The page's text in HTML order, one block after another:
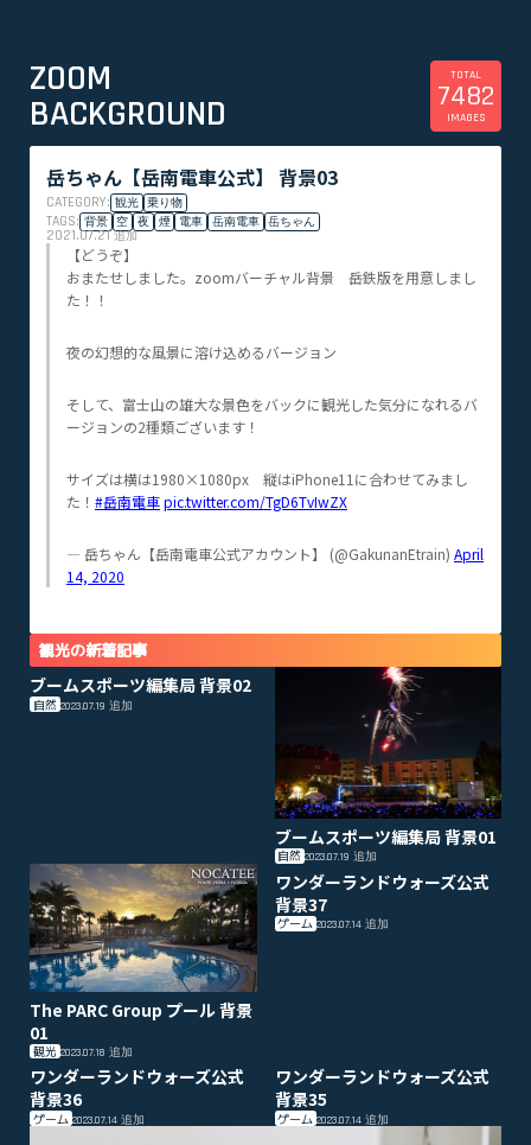
ZOOM
BACKGROUND
TOTAL
7482
IMAGES
岳ちゃん【岳南電車公式】 背景03
CATEGORY: 観光 乗り物
TAGS: 背景 空 夜 煙 電車 岳南電車 岳ちゃん
2021.07.21追加
【どうぞ】
おまたせしました。zoomバーチャル背景 岳鉄版を用意しまし
た！！
夜の幻想的な風景に溶け込めるバージョン
そして、富士山の雄大な景色をバックに観光した気分になれるバ
ージョンの2種類ございます！
サイズは横は1980×1080px 縦はiPhone11に合わせてみまし
た！ #岳南電車pic.twitter.com/TgD6TvIwZX
— 岳ちゃん【岳南電車公式アカウント】 (@GakunanEtrain) April
14, 2020
観光の新着記事
ブームスポーツ編集局 背景02
自然 2023.07.19 追加
ブームスポーツ編集局 背景01
自然 2023.07.19追加
The PARC Group プール 背景
01
観光 2023.07.18 追加
ワンダーランドウォーズ公式
背景37
ゲーム 2023.07.14追加
ワンダーランドウォーズ公式
背景36
ゲーム 2023.07.14 追加
ワンダーランドウォーズ公式
背景35
ゲーム 2023.07.14追加